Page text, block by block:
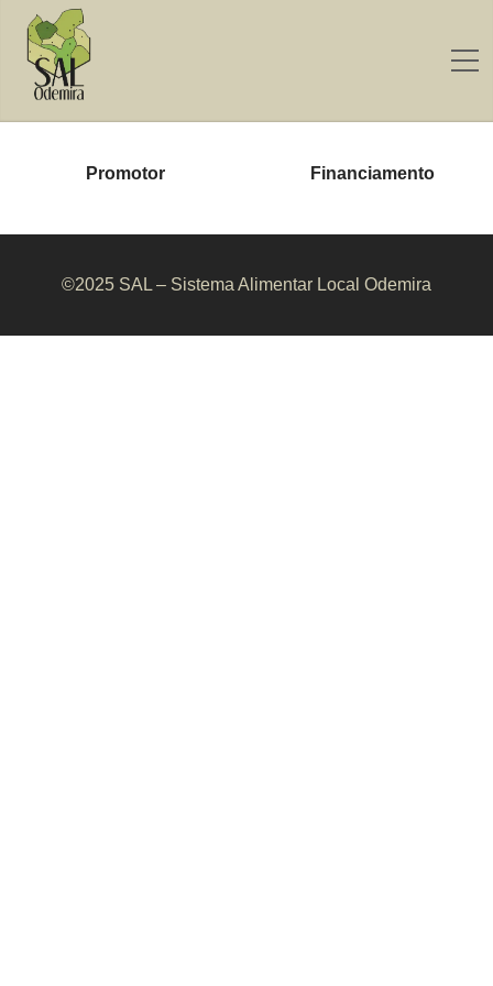
Promotor Financiamento
©2025 SAL – Sistema Alimentar Local Odemira